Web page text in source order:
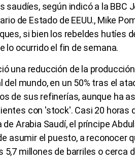
saudíes, según indicó a la BBC
de Estado de EEUU., Mike
si bien los rebeldes hutíes
lo ocurrido el fin de semana.
una reducción de la
del mundo, en un 50% tras el
de sus refinerías, aunque ha
con 'stock'. Casi 20 horas
Arabia Saudí, el príncipe
asumir el puesto, a reconocer
5,7 millones de barriles o cerca